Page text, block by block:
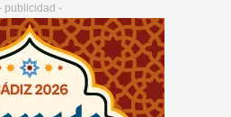
publicidad -